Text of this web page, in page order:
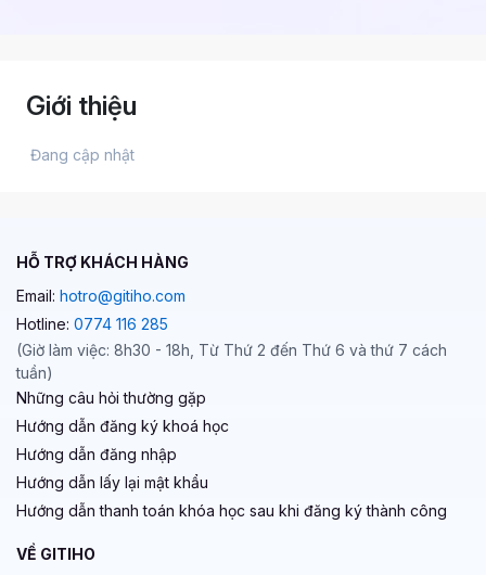
Giới thiệu
Đang cập nhật
HỖ TRỢ KHÁCH HÀNG
Email: hotro@gitiho.com
Hotline: 0774 116 285
(Giờ làm việc: 8h30 - 18h, Từ Thứ 2 đến Thứ 6 và thứ 7 cách
tuần)
Những câu hỏi thường gặp
Hướng dẫn đăng ký khoá học
Hướng dẫn đăng nhập
Hướng dẫn lấy lại mật khẩu
Hướng dẫn thanh toán khóa học sau khi đăng ký thành công
VỀ GITIHO